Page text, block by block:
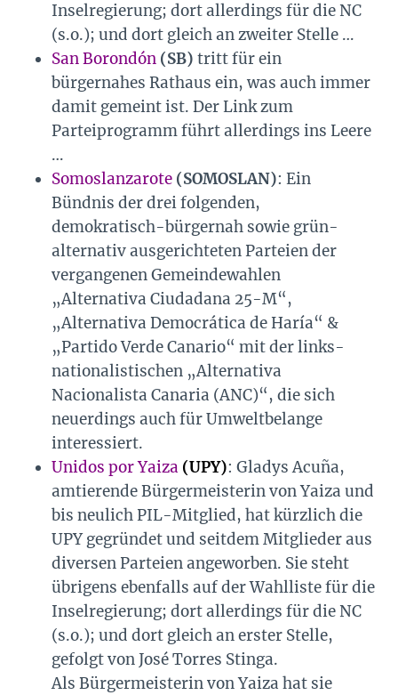
Inselregierung; dort allerdings für die NC
(s.o.); und dort gleich an zweiter Stelle …
San Borondón (SB) tritt für ein
bürgernahes Rathaus ein, was auch immer
damit gemeint ist. Der Link zum
Parteiprogramm führt allerdings ins Leere
…
Somoslanzarote (SOMOSLAN): Ein
Bündnis der drei folgenden,
demokratisch-bürgernah sowie grün-
alternativ ausgerichteten Parteien der
vergangenen Gemeindewahlen
„Alternativa Ciudadana 25-M“,
„Alternativa Democrática de Haría“ &
„Partido Verde Canario“ mit der links-
nationalistischen „Alternativa
Nacionalista Canaria (ANC)“, die sich
neuerdings auch für Umweltbelange
interessiert.
Unidos por Yaiza (UPY): Gladys Acuña,
amtierende Bürgermeisterin von Yaiza und
bis neulich PIL-Mitglied, hat kürzlich die
UPY gegründet und seitdem Mitglieder aus
diversen Parteien angeworben. Sie steht
übrigens ebenfalls auf der Wahlliste für die
Inselregierung; dort allerdings für die NC
(s.o.); und dort gleich an erster Stelle,
gefolgt von José Torres Stinga.
Als Bürgermeisterin von Yaiza hat sie